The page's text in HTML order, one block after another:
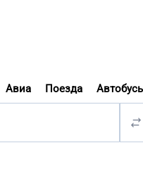
Авиа Поезда